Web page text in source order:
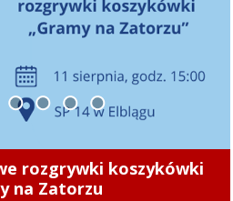
rozgrywki koszykówki
na Zatorzu
jest nieutwardzone
utrudnia poruszanie się
3 4 5 6